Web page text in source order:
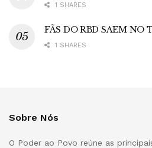
1 SHARES
FÃS DO RBD SAEM NO
1 SHARES
Sobre Nós
O Poder ao Povo reúne as